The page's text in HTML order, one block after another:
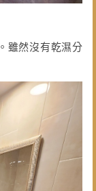
雖然沒有乾濕分